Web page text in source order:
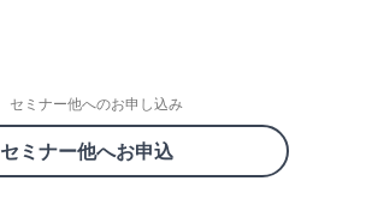
セミナー他へのお申し込み
セミナー他へお申込